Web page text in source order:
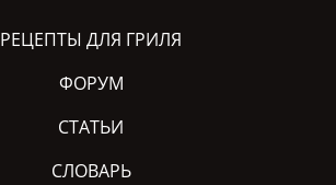
РЕЦЕПТЫ ДЛЯ ГРИЛЯ
ФОРУМ
СТАТЬИ
СЛОВАРЬ